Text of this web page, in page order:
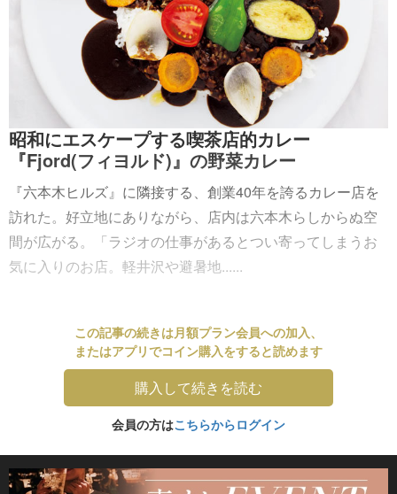
昭和にエスケープする喫茶店的カレー
『Fjord(フィヨルド)』の野菜カレー
『六本木ヒルズ』に隣接する、創業40年を誇るカレー店を
訪れた。好立地にありながら、店内は六本木らしからぬ空
間が広がる。「ラジオの仕事があるとつい寄ってしまうお
気に入りのお店。軽井沢や避暑地......
この記事の続きは月額プラン会員への加入、
またはアプリでコイン購入をすると読めます
購入して続きを読む
会員の方はこちらからログイン